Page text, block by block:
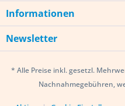
Informationen
Newsletter
* Alle Preise inkl. gesetzl.
Nachnahmegebühren,